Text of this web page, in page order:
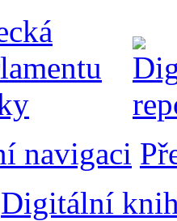
navigaci
Digitální